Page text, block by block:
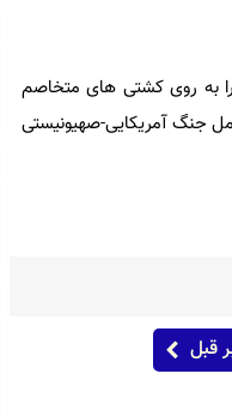
در تاریخ ۹ اسفند ۱۴۰۴، ایران تنگه هرمز را به روی کشتی های متخاصم
جنگ آمریکایی-صهیونیستی
قبل